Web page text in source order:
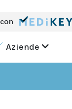
Aziende